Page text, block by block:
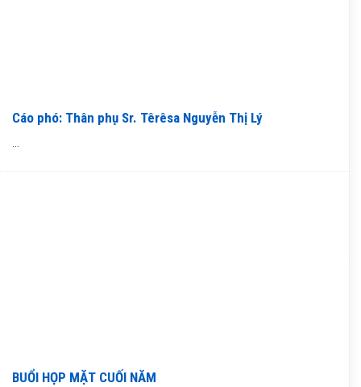
Cáo phó: Thân phụ Sr. Têrêsa Nguyễn Thị Lý
BUỔI HỌP MẶT CUỐI NĂM